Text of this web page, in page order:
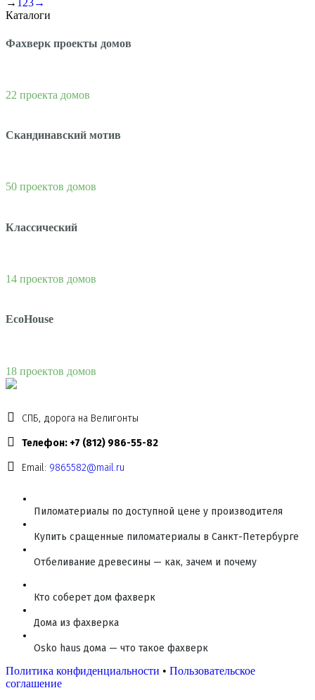
→ 1 23→
Каталоги
Фахверк проекты домов
22 проекта домов
Скандинавский мотив
50 проектов домов
Классический
14 проектов домов
EcoHouse
18 проектов домов
СПБ, дорога на Велигонты
Телефон: +7 (812) 986-55-82
Email: 9865582@mail.ru
Пиломатериалы по доступной цене у производителя
Купить сращенные пиломатериалы в Санкт-Петербурге
Отбеливание древесины — как, зачем и почему
Кто соберет дом фахверк
Дома из фахверка
Osko haus дома — что такое фахверк
Политика конфиденциальности • Пользовательское
соглашение